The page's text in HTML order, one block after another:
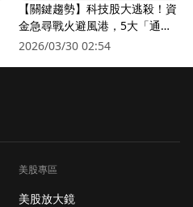
【關鍵趨勢】科技股大逃殺！資
金急尋戰火避風港，5大「通訊
衛星股」逆勢狂飆
2026/03/30 02:54
美股專區
美股放大鏡